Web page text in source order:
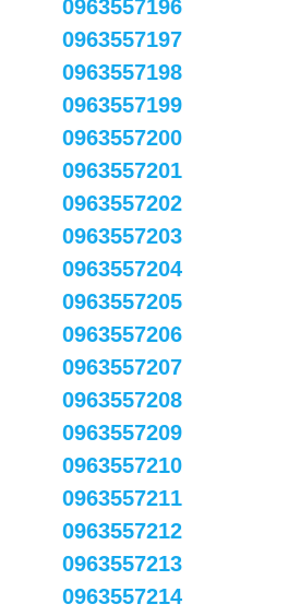
0963557196
0963557197
0963557198
0963557199
0963557200
0963557201
0963557202
0963557203
0963557204
0963557205
0963557206
0963557207
0963557208
0963557209
0963557210
0963557211
0963557212
0963557213
0963557214